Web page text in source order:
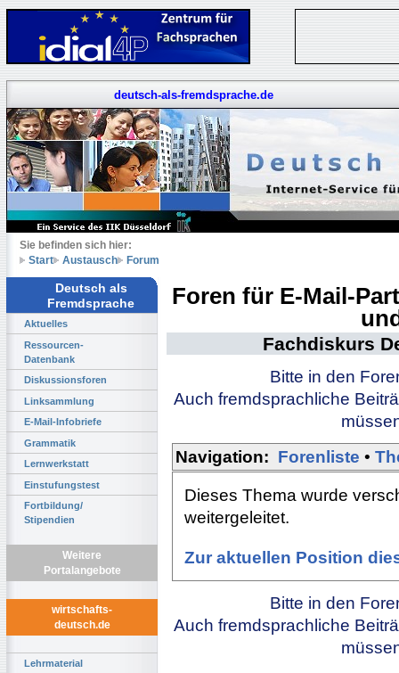
deutsch-als-fremdsprache.de
Sie befinden sich hier:
Start
Austausch Forum
Deutsch als
Fremdsprache
Aktuelles
Ressourcen-
Datenbank
Diskussionsforen
Linksammlung
E-Mail-Infobriefe
Grammatik
Lernwerkstatt
Einstufungstest
Fortbildung/
Stipendien
Weitere
Portalangebote
wirtschafts-
deutsch.de
Lehrmaterial
Foren für E-Mail-
Fachdiskurs
Bitte in den
Auch fremdsprachliche
Navigation: Forenliste •
Dieses Thema wurde
weitergeleitet.
Zur aktuellen Position
Bitte in den
Auch fremdsprachliche